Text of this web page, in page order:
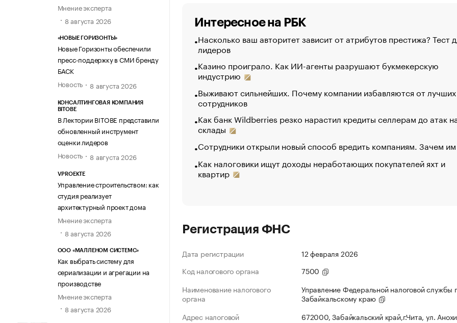
Мнение эксперта
8 августа 2026
«НОВЫЕ ГОРИЗОНТЫ»
Новые Горизонты обеспечили
пресс-поддержку в СМИ бренду
БАСК
Новость
8 августа 2026
КОНСАЛТИНГОВАЯ КОМПАНИЯ
BITOBE
В Лектории BITOBE представили
обновленный инструмент
оценки лидеров
Новость
8 августа 2026
VPROEKTE
Управление строительством: как
студия реализует
архитектурный проект дома
Мнение эксперта
8 августа 2026
ООО «МАЛЛЕНОМ СИСТЕМС»
Как выбрать систему для
сериализации и агрегации на
производстве
Мнение эксперта
8 августа 2026
Интересное на РБК
Насколько ваш авторитет зависит от атрибутов престижа? Тест
лидеров
Казино проиграло. Как ИИ-агенты разрушают букмекерскую
индустрию
Выживают сильнейших. Почему компании избавляются от лучших
сотрудников
Как банк Wildberries резко нарастил кредиты селлерам до атак
склады
Сотрудники открыли новый способ вредить компаниям. Зачем
Как налоговики ищут доходы неработающих покупателей яхт и
квартир
Регистрация ФНС
Дата регистрации
12 февраля 2026
Код налогового органа
7500
Наименование налогового
органа
Управление Федеральной налоговой службы
Забайкальскому краю
Адрес налоговой
672000, Забайкальский край,г.Чита, ул.